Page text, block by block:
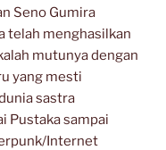
Seno Gumira
telah menghasilkan
mutunya dengan
yang mesti
sastra
Pustaka sampai
Internet